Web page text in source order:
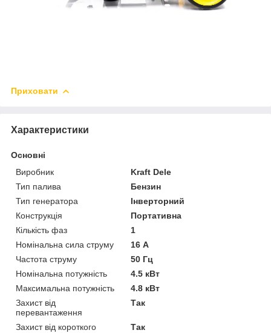
Приховати
Характеристики
Основні
Виробник
Kraft Dele
Тип палива
Бензин
Тип генератора
Інверторний
Конструкція
Портативна
Кількість фаз
1
Номінальна сила струму
16 А
Частота струму
50 Гц
Номінальна потужність
4.5 кВт
Максимальна потужність
4.8 кВт
Захист від
перевантаження
Так
Захист від короткого
Так